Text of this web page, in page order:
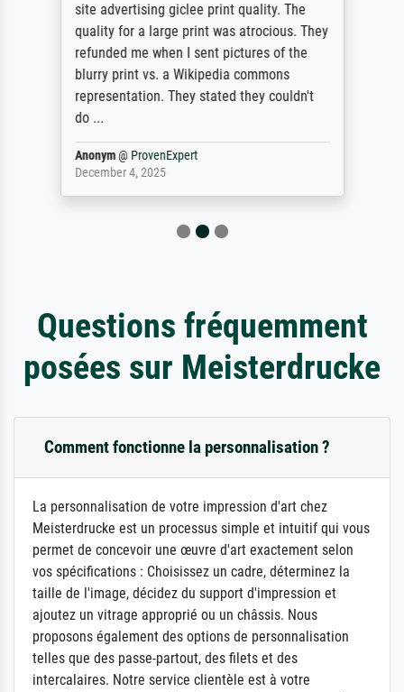
site advertising giclee print quality. The
quality for a large print was atrocious. They
refunded me when I sent pictures of the
blurry print vs. a Wikipedia commons
representation. They stated they couldn't
do ...
Anonym@ ProvenExpert
December 4, 2025
Questions fréquemment
posées sur Meisterdrucke
Comment fonctionne la personnalisation ?
La personnalisation de votre impression d'art chez
Meisterdrucke est un processus simple et intuitif qui vous
permet de concevoir une œuvre d'art exactement selon
vos spécifications : Choisissez un cadre, déterminez la
taille de l'image, décidez du support d'impression et
ajoutez un vitrage approprié ou un châssis. Nous
proposons également des options de personnalisation
telles que des passe-partout, des filets et des
intercalaires. Notre service clientèle est à votre